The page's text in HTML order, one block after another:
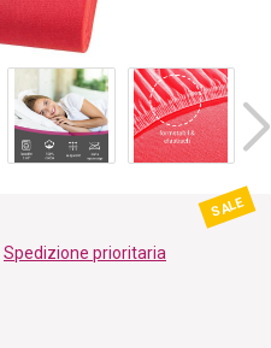
SALE
Spedizione prioritaria